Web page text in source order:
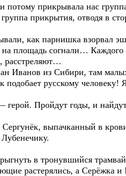
прикрывала нас
прикрытия, отводя в
как парнишка взорвал
площадь согнали… Каждого
расстреляют…
Иванов из Сибири, там
подобает русскому
Пройдут годы, и
выпачканный в
в тронувшийся
растерялись, а Серёжка и